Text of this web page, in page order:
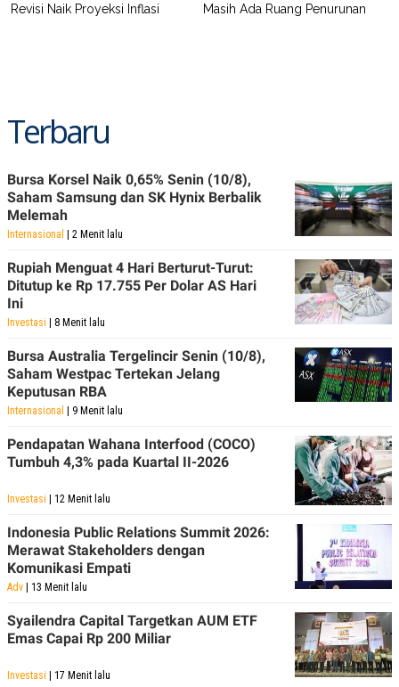
PRIVACY
Revisi Naik Proyeksi Inflasi
Masih Ada Ruang Penurunan
Terbaru
Bursa Korsel Naik 0,65% Senin (10/8),
Saham Samsung dan SK Hynix Berbalik
Melemah
Internasional | 2 Menit lalu
Rupiah Menguat 4 Hari Berturut-Turut:
Ditutup ke Rp 17.755 Per Dolar AS Hari
Ini
Investasi | 8 Menit lalu
Bursa Australia Tergelincir Senin (10/8),
Saham Westpac Tertekan Jelang
Keputusan RBA
Internasional | 9 Menit lalu
Pendapatan Wahana Interfood (COCO)
Tumbuh 4,3% pada Kuartal II-2026
Investasi | 12 Menit lalu
Indonesia Public Relations Summit 2026:
Merawat Stakeholders dengan
Komunikasi Empati
Adv | 13 Menit lalu
Syailendra Capital Targetkan AUM ETF
Emas Capai Rp 200 Miliar
Investasi | 17 Menit lalu